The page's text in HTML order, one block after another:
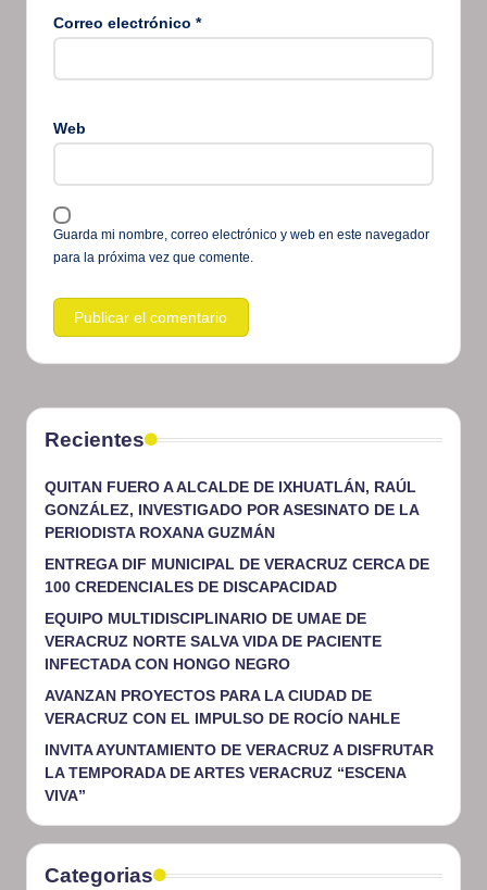
Correo electrónico *
Web
Guarda mi nombre, correo electrónico y web en este navegador
para la próxima vez que comente.
Recientes
QUITAN FUERO A ALCALDE DE IXHUATLÁN, RAÚL
GONZÁLEZ, INVESTIGADO POR ASESINATO DE LA
PERIODISTA ROXANA GUZMÁN
ENTREGA DIF MUNICIPAL DE VERACRUZ CERCA DE
100 CREDENCIALES DE DISCAPACIDAD
EQUIPO MULTIDISCIPLINARIO DE UMAE DE
VERACRUZ NORTE SALVA VIDA DE PACIENTE
INFECTADA CON HONGO NEGRO
AVANZAN PROYECTOS PARA LA CIUDAD DE
VERACRUZ CON EL IMPULSO DE ROCÍO NAHLE
INVITA AYUNTAMIENTO DE VERACRUZ A DISFRUTAR
LA TEMPORADA DE ARTES VERACRUZ “ESCENA
VIVA”
Categorias